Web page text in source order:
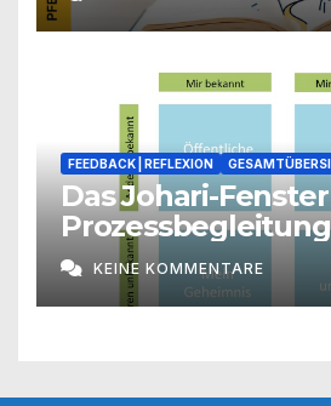
FEEDBACK | REFLEXION
Das Johari-
Prozessbegleitung
KEINE KOMMENTARE